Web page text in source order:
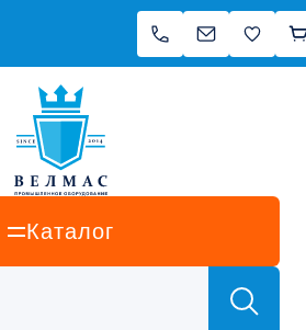
Каталог